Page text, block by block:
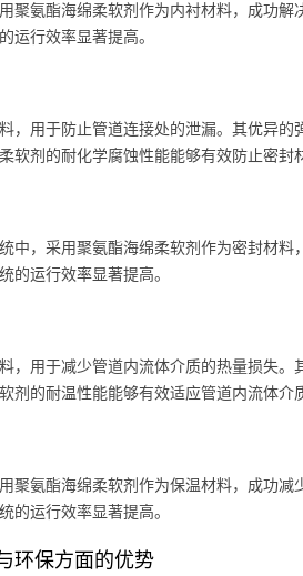
聚氨酯海绵柔软剂作为内衬材料，成功解
运行效率显著提高。
，用于防止管道连接处的泄漏。其优异
软剂的耐化学腐蚀性能能够有效防止密封
中，采用聚氨酯海绵柔软剂作为密封材
的运行效率显著提高。
，用于减少管道内流体介质的热量损失
剂的耐温性能能够有效适应管道内流体介
聚氨酯海绵柔软剂作为保温材料，成功
的运行效率显著提高。
环保方面的优势